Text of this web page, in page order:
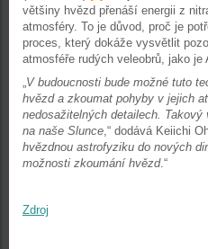
většiny hvězd přenáší energii z
atmosféry. To je důvod, proč je
proces, který dokáže vysvětlit
atmosféře rudých veleobrů, jako
„V budoucnosti bude možné tuto
hvězd a zkoumat pohyby v jejich
nedosažitelných detailech.
na naše Slunce,“ dodává Keiichi
hvězdnou astrofyziku do nových
možnosti zkoumání hvězd.“
Zdroj